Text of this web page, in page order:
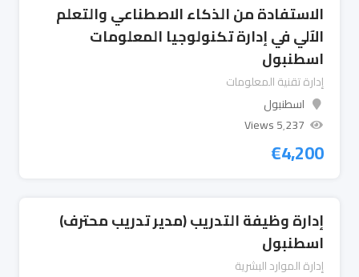
الاستفادة من الذكاء الاصطناعي والتعلم
الآلي في إدارة تكنولوجيا المعلومات
اسطنبول
إدارة تقنية المعلومات
اسطنبول
5٬237 Views
€4,200
إدارة وظيفة التدريب (مدير تدريب محترف)
اسطنبول
إدارة الموارد البشرية